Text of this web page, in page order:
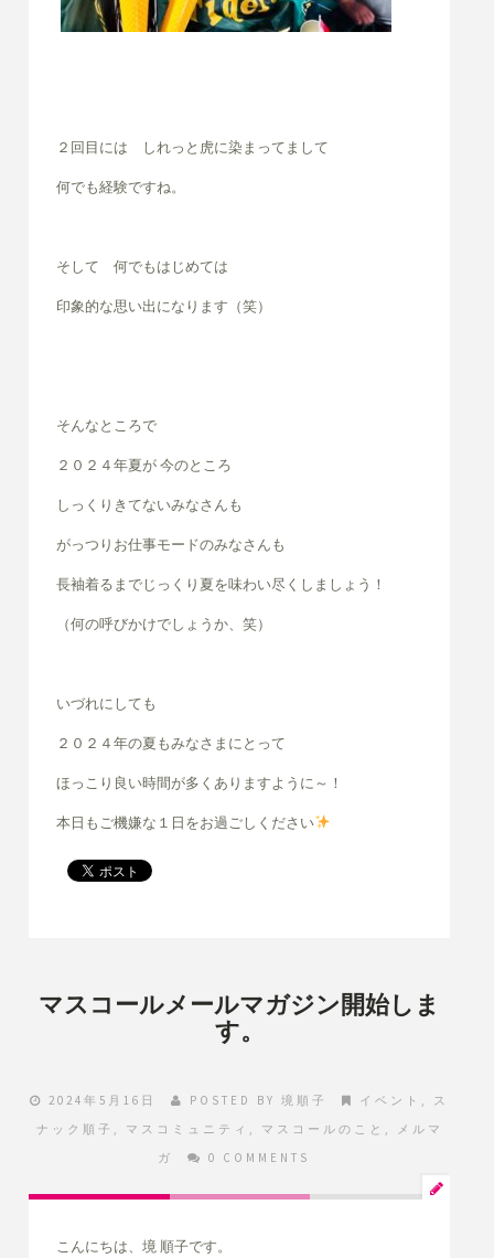
２回目には しれっと虎に染まってまして
何でも経験ですね。
そして 何でもはじめては
印象的な思い出になります（笑）
そんなところで
２０２４年夏が 今のところ
しっくりきてないみなさんも
がっつりお仕事モードのみなさんも
長袖着るまでじっくり夏を味わい尽くしましょう！
（何の呼びかけでしょうか、笑）
いづれにしても
２０２４年の夏もみなさまにとって
ほっこり良い時間が多くありますように～！
本日もご機嫌な１日をお過ごしください
マスコールメールマガジン開始しま
す。
2024年5月16日 POSTED BY境順子 イベント , ス
ナック順子 , マスコミュニティ , マスコールのこと ,
メルマ
ガ
0 COMMENTS
こんにちは、境 順子です。